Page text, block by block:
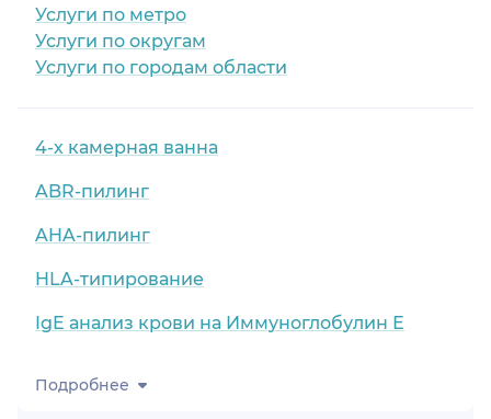
Услуги по метро
Услуги по округам
Услуги по городам области
4-х камерная ванна
ABR-пилинг
AHA-пилинг
HLA-типирование
IgE анализ крови на Иммуноглобулин Е
Подробнее